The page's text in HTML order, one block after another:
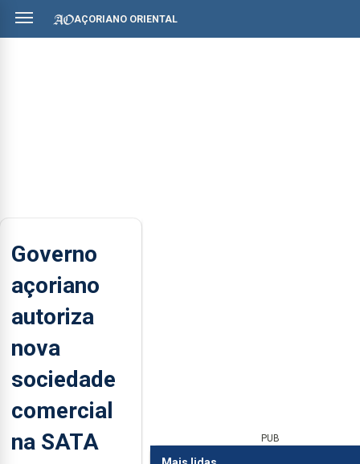
AÇORIANO ORIENTAL
Governo
açoriano
autoriza
nova
sociedade
comercial
na SATA
PUB